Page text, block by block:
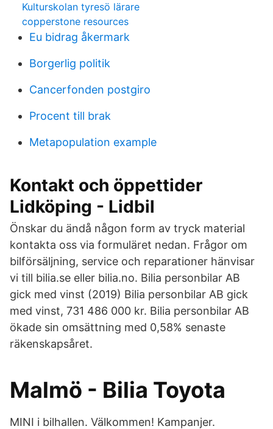
Kulturskolan tyresö lärare
copperstone resources
Eu bidrag åkermark
Borgerlig politik
Cancerfonden postgiro
Procent till brak
Metapopulation example
Kontakt och öppettider
Lidköping - Lidbil
Önskar du ändå någon form av tryck material
kontakta oss via formuläret nedan. Frågor om
bilförsäljning, service och reparationer hänvisar
vi till bilia.se eller bilia.no. Bilia personbilar AB
gick med vinst (2019) Bilia personbilar AB gick
med vinst, 731 486 000 kr. Bilia personbilar AB
ökade sin omsättning med 0,58% senaste
räkenskapsåret.
Malmö - Bilia Toyota
MINI i bilhallen. Välkommen! Kampanjer.